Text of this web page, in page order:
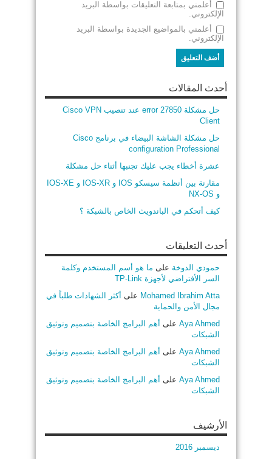
أعلمني بمتابعة التعليقات بواسطة البريد
الإلكتروني.
أعلمني بالمواضيع الجديدة بواسطة البريد
الإلكتروني.
أحدث المقالات
حل مشكلة error 27850 عند تنصيب Cisco VPN
Client
حل مشكلة الشاشة البيضاء في برنامج Cisco
configuration Professional
عشرة أخطاء يجب عليك تجنبها أثناء حل مشكلة
مقارنة بين أنظمة سيسكو IOS و IOS-XR و IOS-XE
و NX-OS
كيف أتحكم في الباندويث الخاص بالشبكة ؟
أحدث التعليقات
حمودي الدوخة على ما هو أسم المستخدم وكلمة
السر الأفتراضي لأجهزة TP-Link
Mohamed Ibrahim Atta على أكثر الشهادات طلباً في
مجال الأمن والحماية
Aya Ahmed على أهم البرامج الخاصة بتصميم وتوثيق
الشبكات
Aya Ahmed على أهم البرامج الخاصة بتصميم وتوثيق
الشبكات
Aya Ahmed على أهم البرامج الخاصة بتصميم وتوثيق
الشبكات
الأرشيف
ديسمبر 2016